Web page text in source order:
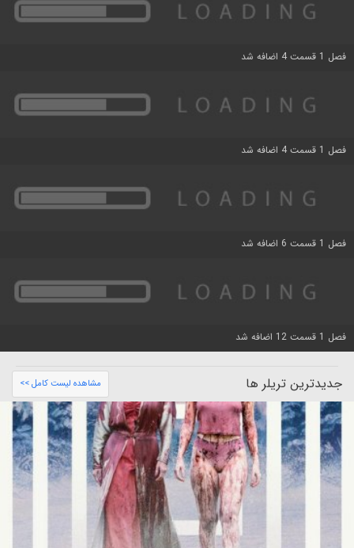
فصل 1 قسمت 4 اضافه شد
فصل 1 قسمت 4 اضافه شد
فصل 1 قسمت 6 اضافه شد
فصل 1 قسمت 12 اضافه شد
جدیدترین تریلر ها مشاهده لیست کامل >>